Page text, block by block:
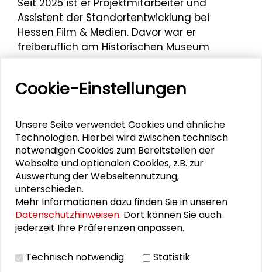
Assistent der Standortentwicklung bei
Hessen Film & Medien. Davor war er
freiberuflich am Historischen Museum
Frankfurt tätig. Aktiv ist er in Rüsselsheim am
Veranstaltungen, Kunst und Kultur. Er
Podcast „Steilzeit“, in dem interessante
Rüsselsheimer Persönlichkeiten vorgestellt
werden, die sich auf verschiedene Art für
ihre Heimatstadt einsetzen.
Christian Bihn begleitete als Speed
Consultant das Sommercamp 2023
„Kulturbewusst. Räume schaffen Zugang“
welches vom 3. bis 6. August 2023 im
Cookie-Einstellungen
Unsere Seite verwendet Cookies und ähnliche
Technologien. Hierbei wird zwischen technisch
notwendigen Cookies zum Bereitstellen der
Webseite und optionalen Cookies, z.B. zur
Auswertung der Webseitennutzung,
unterschieden.
Mehr Informationen dazu finden Sie in unseren
Datenschutzhinweisen. Dort können Sie auch
jederzeit Ihre Präferenzen anpassen.
Technisch notwendig Statistik